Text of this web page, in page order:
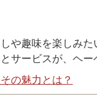
や趣味を楽しみ
サービスが、ヘー
の魅力とは？